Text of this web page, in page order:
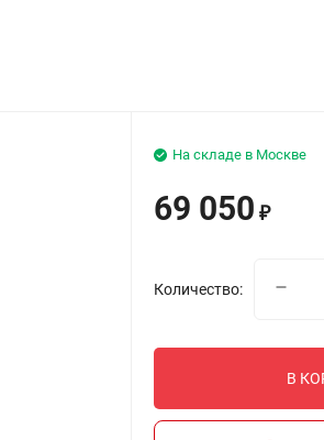
На складе в Москве
69 050 ₽
Количество:
В